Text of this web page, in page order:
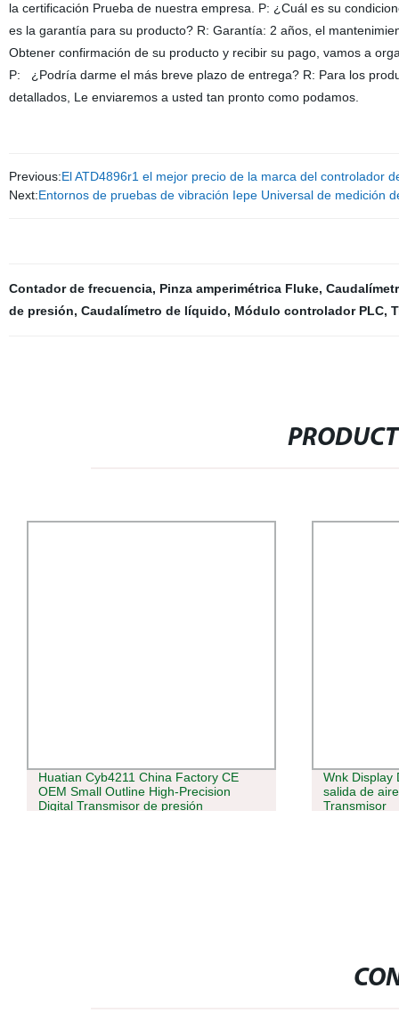
la certificación Prueba de nuestra empresa. P: ¿Cuál es su
es la garantía para su producto? R: Garantía: 2 años, el
Obtener confirmación de su producto y recibir su pago, vamos a
P: ¿Podría darme el más breve plazo de entrega? R: Para los
detallados, Le enviaremos a usted tan pronto como podamos.
Previous:El ATD4896r1 el mejor precio de la marca del controlador
Next:Entornos de pruebas de vibración Iepe Universal de medición
Contador de frecuencia, Pinza amperimétrica Fluke,
de presión, Caudalímetro de líquido, Módulo controlador PLC,
Huatian Cyb4211 China Factory CE
OEM Small Outline High-Precision
Digital Transmisor de presión
Wnk Display
salida de
Transmisor